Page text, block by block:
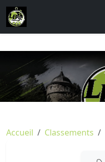
Accueil Classements